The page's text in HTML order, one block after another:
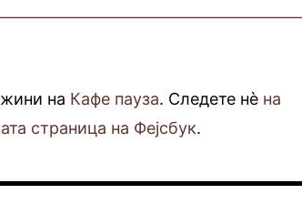
на Кафе пауза. Следете нè на
страница на Фејсбук.